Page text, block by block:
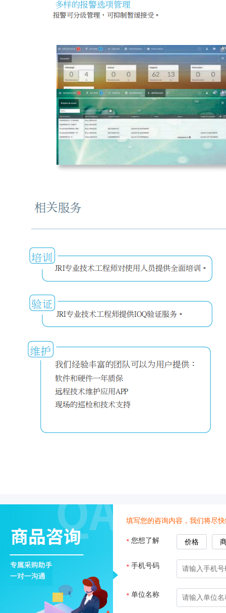
程序降温仪
离心机
温湿度记录
填写您的咨询内容，我们将尽
* 您想了解 价格
* 手机号码
* 单位名称